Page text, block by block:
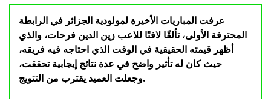
عرفت المباريات الأخيرة لمولودية الجزائر في الرابطة
المحترفة الأولى، تألقًا لافتًا للاعب زين الدين فرحات، والذي
أظهر قيمته الحقيقية في الوقت الذي احتاجه فيه فريقه،
حيث كان له تأثير واضح في عدة نتائج إيجابية تحققت،
وجعلت العميد يقترب من التتويج.